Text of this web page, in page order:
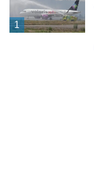
1